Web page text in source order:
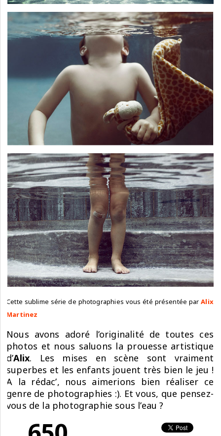
Cette sublime série de photographies vous été présentée parAlix
Martinez
Nous avons adoré l’originalité de toutes ces
photos et nous saluons la prouesse artistique
d’Alix. Les mises en scène sont vraiment
superbes et les enfants jouent très bien le jeu !
A la rédac’, nous aimerions bien réaliser ce
genre de photographies :). Et vous, que pensez-
vous de la photographie sous l’eau ?